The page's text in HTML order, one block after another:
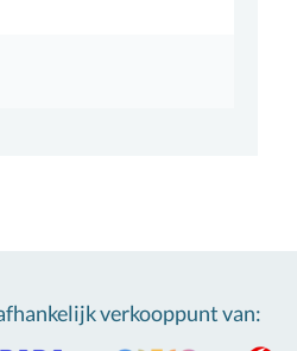
verkooppunt van: